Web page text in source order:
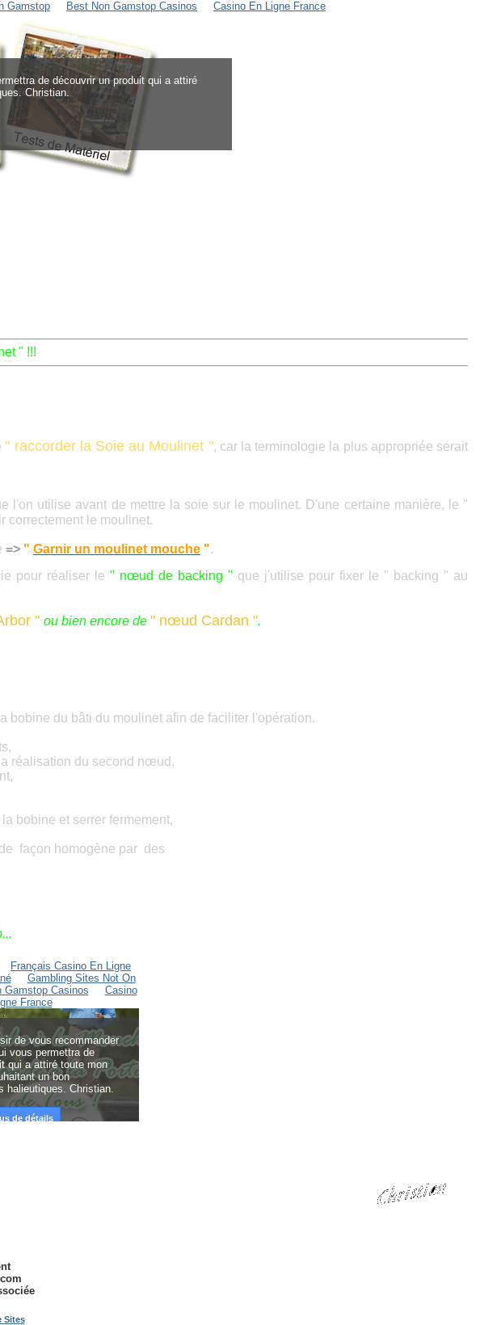
de découvrir un produit qui a attiré
Christian.
Gamstop Best Non Gamstop Casinos Casino En Ligne France
" !!!
" raccorder la Soie au Moulinet ", car la terminologie la plus appropriée serait
l'on utilise avant de mettre la soie sur le moulinet. D'une certaine manière, le "
correctement le moulinet.
=> " Garnir un moulinet mouche ".
pour réaliser le " nœud de backing " que j'utilise pour fixer le " backing " au
" ou bien encore de " nœud Cardan ".
bobine du bâti du moulinet afin de faciliter l'opération.
réalisation du second nœud,
bobine et serrer fermement,
homogène par des
Sites